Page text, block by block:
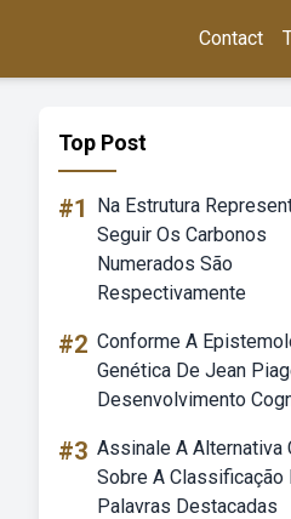
Contact
Top Post
#1
Na Estrutura
Seguir Os Carbonos
Numerados São
Respectivamente
#2 Conforme A
Genética De Jean
Desenvolvimento
#3 Assinale A Alternativa
Sobre A Classificação
Palavras Destacadas